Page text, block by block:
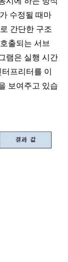
수정될 때마
간단한 구조
출되는 서브
램은 실행 시간
프리터를 이
보여주고 있습